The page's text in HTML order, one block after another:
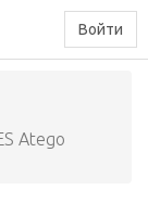
Войти
Atego